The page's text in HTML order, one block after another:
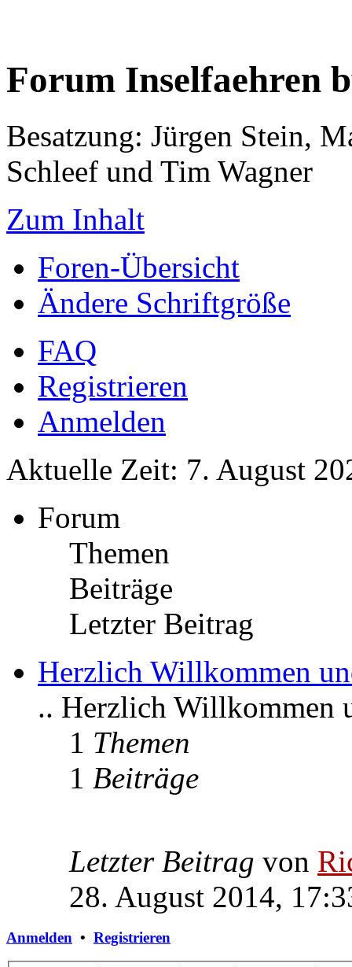
Forum Inselfaehren
Besatzung: Jürgen Stein,
Schleef und Tim Wagner
Zum Inhalt
Foren-Übersicht
Ändere Schriftgröße
FAQ
Registrieren
Anmelden
Aktuelle Zeit: 7. August
Forum
Themen
Beiträge
Letzter Beitrag
Herzlich Willkommen
.. Herzlich Willkommen
1 Themen
1 Beiträge
Letzter Beitrag von
28. August 2014,
Anmelden • Registrieren